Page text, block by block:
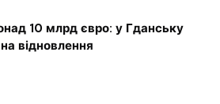
10 млрд євро: у Гданську
відновлення